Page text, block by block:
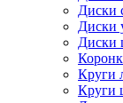
Диски
Диски
Диски
Круги
Круги